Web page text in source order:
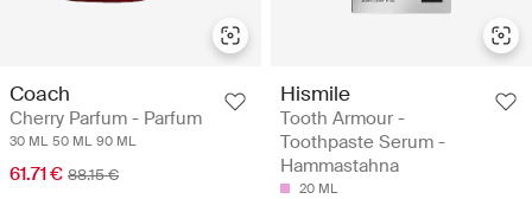
Coach
Cherry Parfum - Parfum
30 ML 50 ML 90 ML
61.71 € 88.15 €
Hismile
Tooth Armour -
Toothpaste Serum -
Hammastahna
20 ML